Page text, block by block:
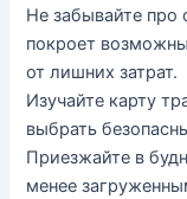
Не забывайте про
покроет
от лишних затрат.
Изучайте карту
выбрать
Приезжайте в
менее